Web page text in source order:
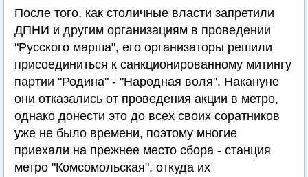
После того, как столичные власти запретили
ДПНИ и другим организациям в проведении
"Русского марша", его организаторы решили
присоединиться к санкционированному митингу
партии "Родина" - "Народная воля". Накануне
они отказались от проведения акции в метро,
однако донести это до всех своих соратников
уже не было времени, поэтому многие
приехали на прежнее место сбора - станция
метро "Комсомольская", откуда их